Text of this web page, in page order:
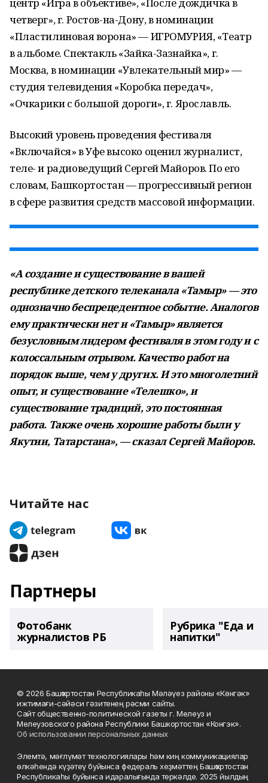
четверг», г. Ростов-на-Дону, в номинации
«Пластилиновая ворона» — ИГРОМУРИЯ, «Театр
в альбоме. Спектакль «Зайка-Зазнайка», г.
Москва, в номинации «Увлекательный мир» —
студия телевидения «Коробка передач»,
«Очкарики с большой дороги», г. Ярославль.
Высокий уровень проведения фестиваля
«Включайся» в Уфе высоко оценил журналист,
теле- и радиоведущий Сергей Майоров. По его
словам, Башкортостан — прогрессивный регион
в сфере развития средств массовой информации.
«А создание и существование в вашей
республике детского телеканала «Тамыр» — это
однозначно беспрецедентное событие. Аналогов
ему практически нет и «Тамыр» является
безусловным лидером фестиваля в этом году и с
колоссальным отрывом. Качество работ на
порядок выше, чем у других. И это многолетний
опыт, и существование «Телешко», и
существование традиций, это постоянная
работа. Также очень хорошие работы были у
Якутии, Татарстана», — сказал Сергей Майоров.
Читайте нас
Партнеры
Фотобанк
журналистов РБ
Рубрика "Еда и
напитки"
© 2026 Башҡортостан Республикаһы Мәләүез районы «Көнгәк»
ижтимағи-сәйәси гәзитенең рәсми сайты.
Сайт общественно-политической газеты г. Мелеуз и
Мелеузовского района Республики Башкортостан «Конгэк».
Об использовании персональных данных
Элемтә, мәғлүмәт технологиялары һәм киң коммуникациялар
өлкәһендә күҙәтеү буйынса федераль хеҙмәттең Башҡортостан
Республикаһы буйынса идаралығында теркәлде. 2025 йылдың